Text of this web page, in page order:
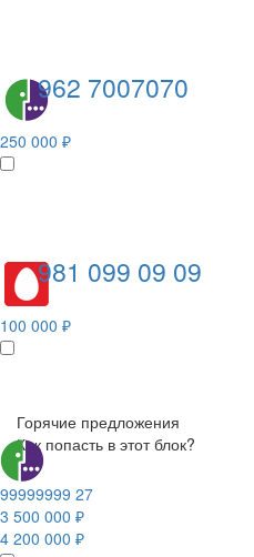
962 7007070
250 000 ₽
981 099 09 09
100 000 ₽
Горячие предложения
Как попасть в этот блок?
99999999 27
3 500 000 ₽
4 200 000 ₽